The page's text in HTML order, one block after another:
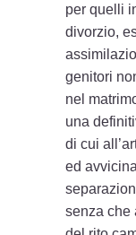
per quelli
divorzio,
genitori
nel
una
di cui
ed
senza che